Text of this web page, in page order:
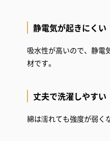
静電気が起きにくい
吸水性が高いので、静電
材です。
丈夫で洗濯しやすい
綿は濡れても強度が弱く